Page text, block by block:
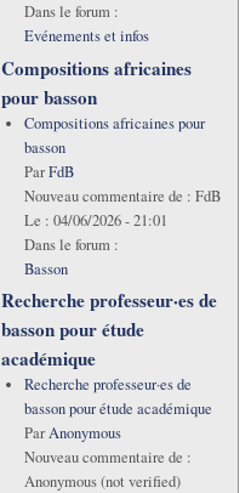
Dans le forum :
Evénements et infos
Compositions africaines
pour basson
Compositions africaines pour
basson
ParFdB
Nouveau commentaire de : FdB
Le : 04/06/2026 - 21:01
Dans le forum :
Basson
Recherche professeur·es de
basson pour étude
académique
Recherche professeur·es de
basson pour étude académique
ParAnonymous
Nouveau commentaire de :
Anonymous (not verified)